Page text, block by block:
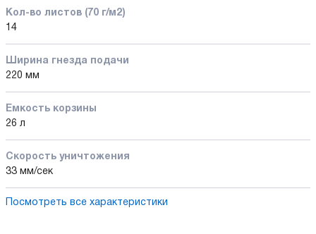
Кол-во листов (70 г/м2)
14
Ширина гнезда подачи
220 мм
Емкость корзины
26 л
Скорость уничтожения
33 мм/сек
Посмотреть все характеристики